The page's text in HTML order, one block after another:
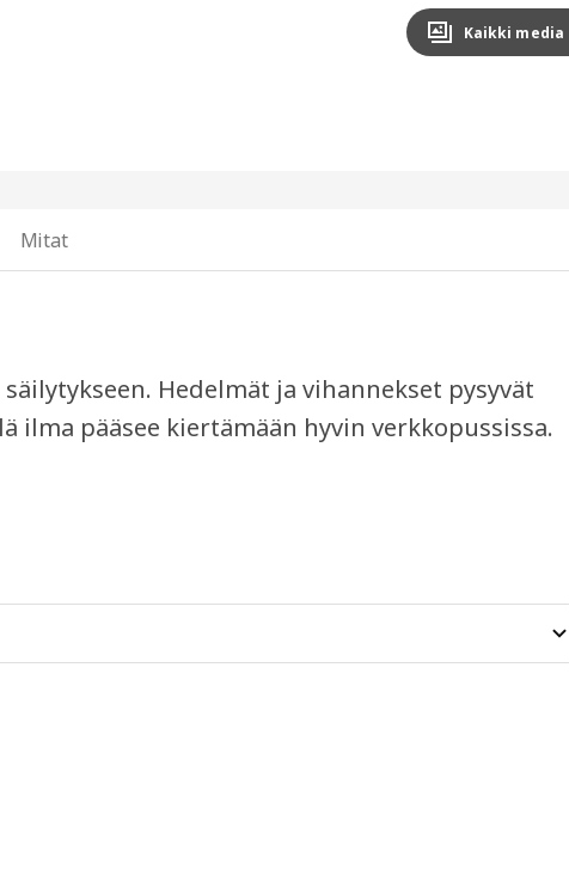
Kaikki media
Mitat
Hedelmät ja vihannekset pysyvät
ilma pääsee kiertämään hyvin verkkopussissa.